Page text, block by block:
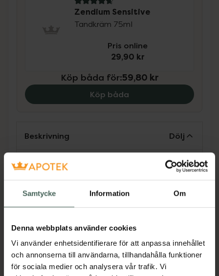
Samtycke Information Om
Denna webbplats använder cookies
Vi använder enhetsidentifierare för att anpassa innehållet
och annonserna till användarna, tillhandahålla funktioner
för sociala medier och analysera vår trafik. Vi
4.8 av 5 i omdöme
Zendium Sensitive
Tandkräm 75ml
Pris online
29,90 kr
Köp båda för:59,80 kr
Köp båda
Beskrivning Dölj
Zendium Classic är en tandkräm med
risken för hål i tänderna. Skummedlet i
Zendium Classic är milt vilket gör den lämplig
munslemhinnor. Tandkrämen innehåller även
zink som motverkar dålig andedräkt.